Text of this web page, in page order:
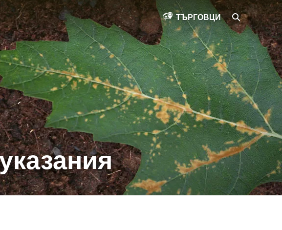
ТЪРГОВЦИ SEARCH